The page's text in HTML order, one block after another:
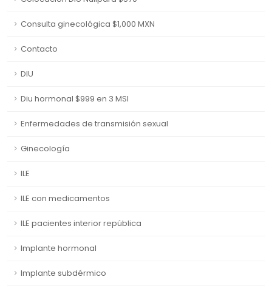
Consulta ginecológica $1,000 MXN
Contacto
DIU
Diu hormonal $999 en 3 MSI
Enfermedades de transmisión sexual
Ginecología
ILE
ILE con medicamentos
ILE pacientes interior república
Implante hormonal
Implante subdérmico